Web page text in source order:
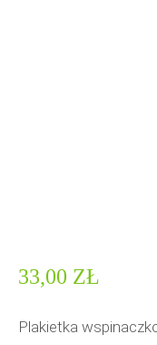
33,00 ZŁ
Plakietka